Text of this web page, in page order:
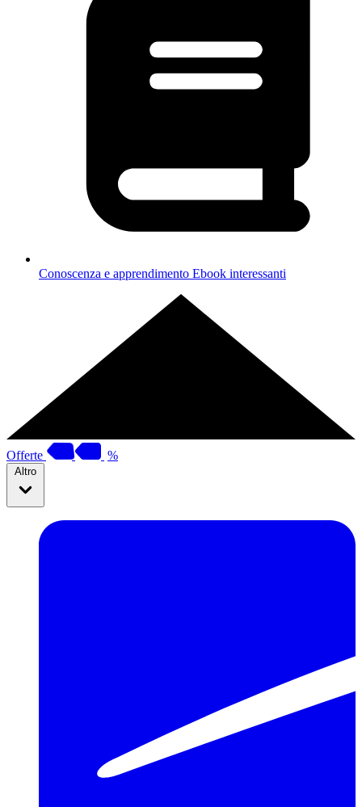
Conoscenza e apprendimento Ebook interessanti
Offerte %
Altro